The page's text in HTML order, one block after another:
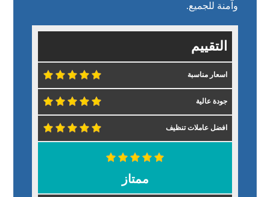
وآمنة للجميع.
التقييم
اسعار مناسبة
جودة عالية
افضل عاملات تنظيف
ممتاز